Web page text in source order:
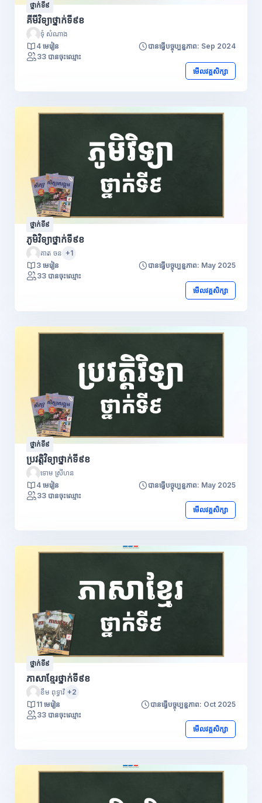
ថ្នាក់ទី៩
គីមីវិទ្យាថ្នាក់ទី៩ខ
ទុំ សំណាង
4 មេរៀន
បានធ្វើបច្ចុប្បន្នភាព: Sep 2024
33 បានចុះឈ្មោះ
មើលវគ្គសិក្សា
ថ្នាក់ទី៩
ភូមិវិទ្យាថ្នាក់ទី៩ខ
គាត ចន +1
3 មេរៀន
បានធ្វើបច្ចុប្បន្នភាព: May 2025
33 បានចុះឈ្មោះ
មើលវគ្គសិក្សា
ថ្នាក់ទី៩
ប្រវត្តិវិទ្យាថ្នាក់ទី៩ខ
ទោម ស្រីហន
4 មេរៀន
បានធ្វើបច្ចុប្បន្នភាព: May 2025
33 បានចុះឈ្មោះ
មើលវគ្គសិក្សា
ថ្នាក់ទី៩
ភាសាខ្មែរថ្នាក់ទី៩ខ
ខឹម ពុទ្ធាវី +2
11 មេរៀន
បានធ្វើបច្ចុប្បន្នភាព: Oct 2025
33 បានចុះឈ្មោះ
មើលវគ្គសិក្សា